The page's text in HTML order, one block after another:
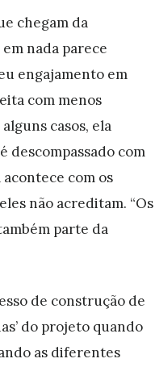
chegam da
nada parece
engajamento em
com menos
casos, ela
descompassado com
com os
não acreditam. “Os
parte da
de construção de
do projeto quando
as diferentes